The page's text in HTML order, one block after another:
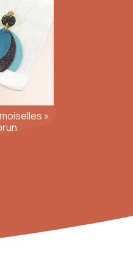
longue vie à
»